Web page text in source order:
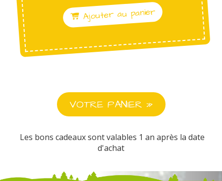
Ajouter au panier
Les bons cadeaux sont valables 1 an après la date
d'achat